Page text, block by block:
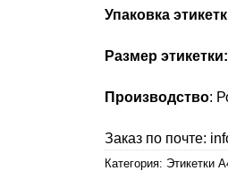
Упаковка
Размер этикетки:
Производство:
Заказ по почте:
Категория: Этикетки